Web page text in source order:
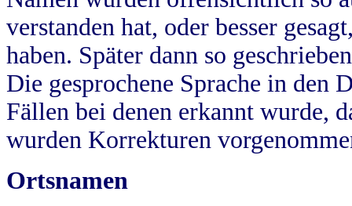
verstanden hat, oder besser
haben. Später dann so
Die gesprochene Sprache in
Fällen bei denen erkannt wurde,
wurden Korrekturen
Ortsnamen